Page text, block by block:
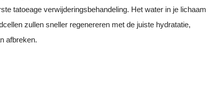
tatoeage verwijderingsbehandeling. Het water in je lichaam
zullen sneller regenereren met de juiste hydratatie,
afbreken.